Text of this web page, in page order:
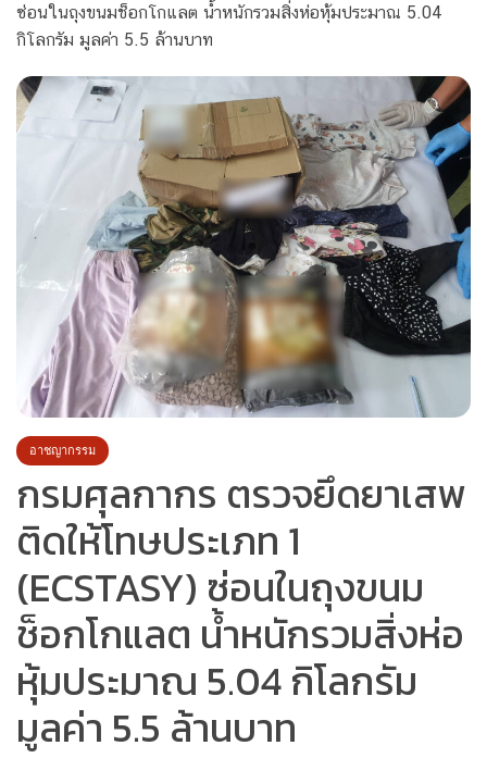
ซ่อนในถุงขนมช็อกโกแลต น้ำหนักรวมสิ่งห่อหุ้มประมาณ 5.04
กิโลกรัม มูลค่า 5.5 ล้านบาท
อาชญากรรม
กรมศุลกากร ตรวจยึดยาเสพ
ติดให้โทษประเภท 1
(ECSTASY) ซ่อนในถุงขนม
ช็อกโกแลต น้ำหนักรวมสิ่งห่อ
หุ้มประมาณ 5.04 กิโลกรัม
มูลค่า 5.5 ล้านบาท